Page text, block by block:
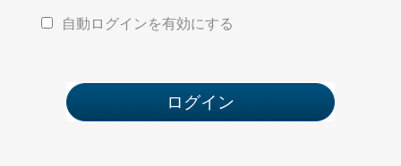
自動ログインを有効にする